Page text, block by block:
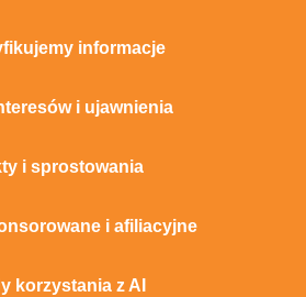
informacje
i ujawnienia
i sprostowania
i afiliacyjne
korzystania z AI